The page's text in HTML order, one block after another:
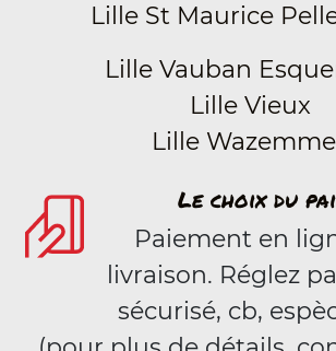
Lille St Maurice
Lille Vauban
Lille Vieux
Lille
Le choix du
Paiement en
livraison. Réglez
sécurisé, cb,